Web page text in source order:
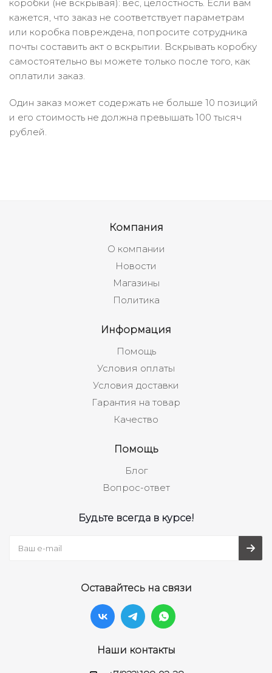
коробки (не вскрывая): вес, целостность. Если вам
кажется, что заказ не соответствует параметрам
или коробка повреждена, попросите сотрудника
почты составить акт о вскрытии. Вскрывать коробку
самостоятельно вы можете только после того, как
оплатили заказ.
Один заказ может содержать не больше 10 позиций
и его стоимость не должна превышать 100 тысяч
рублей.
Компания
О компании
Новости
Магазины
Политика
Информация
Помощь
Условия оплаты
Условия доставки
Гарантия на товар
Качество
Помощь
Блог
Вопрос-ответ
Будьте всегда в курсе!
Оставайтесь на связи
Наши контакты